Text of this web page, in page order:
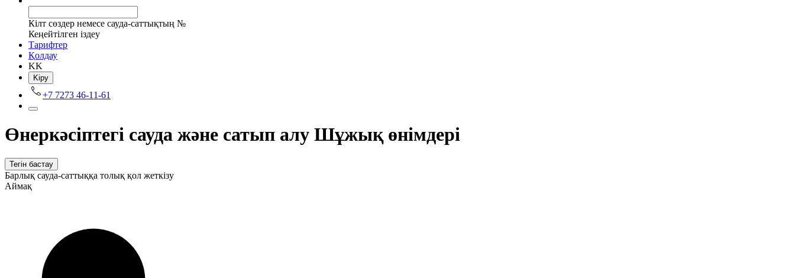
Кілт сөздер немесе сауда-саттықтың №
Кеңейтілген іздеу
Tарифтер
Қолдау
KK
Kіру
+7 7273 46-11-61
Өнеркәсіптегі сауда және сатып алу Шұжық өнімдері
Тегін бастау
Барлық сауда-саттыққа толық қол жеткізу
Аймақ